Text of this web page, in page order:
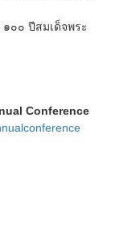
๐๐ ปีสมเด็จพระ
Conference